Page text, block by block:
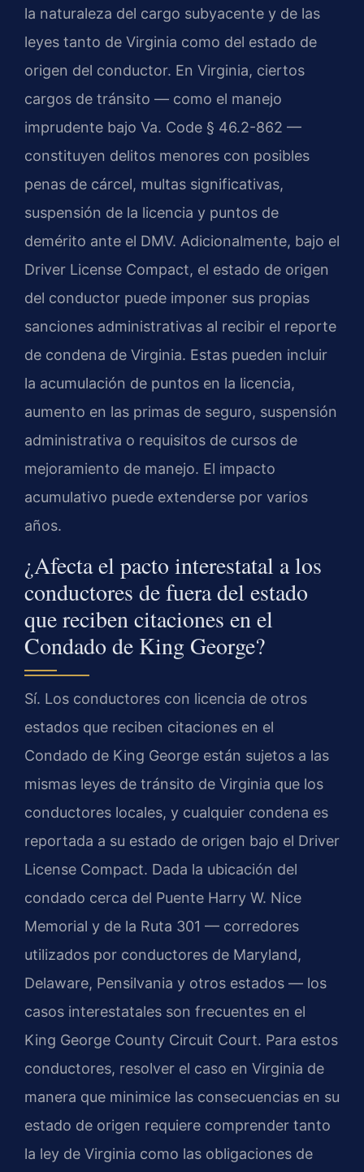
la naturaleza del cargo subyacente y de las
leyes tanto de Virginia como del estado de
origen del conductor. En Virginia, ciertos
cargos de tránsito — como el manejo
imprudente bajo Va. Code § 46.2-862 —
constituyen delitos menores con posibles
penas de cárcel, multas significativas,
suspensión de la licencia y puntos de
demérito ante el DMV. Adicionalmente, bajo el
Driver License Compact, el estado de origen
del conductor puede imponer sus propias
sanciones administrativas al recibir el reporte
de condena de Virginia. Estas pueden incluir
la acumulación de puntos en la licencia,
aumento en las primas de seguro, suspensión
administrativa o requisitos de cursos de
mejoramiento de manejo. El impacto
acumulativo puede extenderse por varios
años.
¿Afecta el pacto interestatal a los
conductores de fuera del estado
que reciben citaciones en el
Condado de King George?
Sí. Los conductores con licencia de otros
estados que reciben citaciones en el
Condado de King George están sujetos a las
mismas leyes de tránsito de Virginia que los
conductores locales, y cualquier condena es
reportada a su estado de origen bajo el Driver
License Compact. Dada la ubicación del
condado cerca del Puente Harry W. Nice
Memorial y de la Ruta 301 — corredores
utilizados por conductores de Maryland,
Delaware, Pensilvania y otros estados — los
casos interestatales son frecuentes en el
King George County Circuit Court. Para estos
conductores, resolver el caso en Virginia de
manera que minimice las consecuencias en su
estado de origen requiere comprender tanto
la ley de Virginia como las obligaciones de